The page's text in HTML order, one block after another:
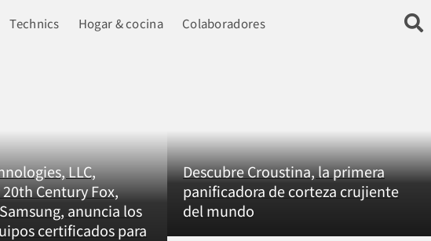
Technics Hogar & cocina Colaboradores
LLC,
Century Fox,
anuncia los
certificados para
Descubre Croustina, la primera
panificadora de corteza crujiente
del mundo